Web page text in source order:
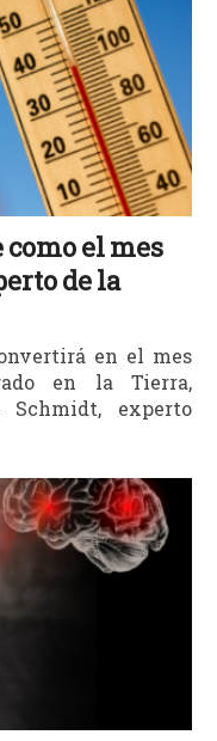
el mes
de la
en el mes
en la Tierra,
Schmidt, experto